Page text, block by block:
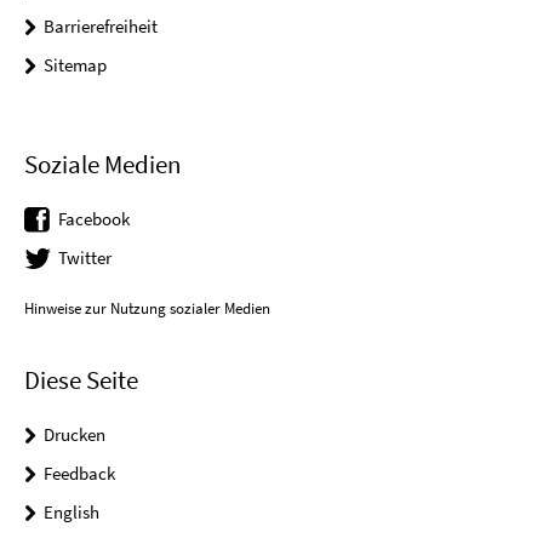
Barrierefreiheit
Sitemap
Soziale Medien
Facebook
Twitter
Hinweise zur Nutzung sozialer Medien
Diese Seite
Drucken
Feedback
English